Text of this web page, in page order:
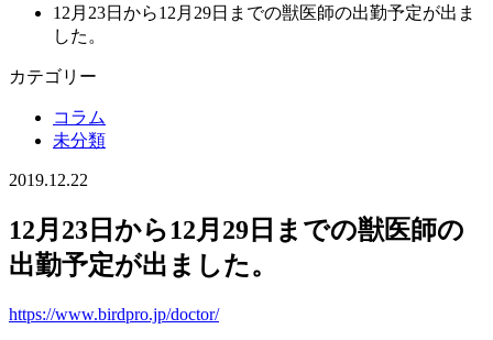
12月23日から12月29日までの獣医師の出勤予定が出ま
した。
カテゴリー
コラム
未分類
2019.12.22
12月23日から12月29日までの獣医師の
出勤予定が出ました。
https://www.birdpro.jp/doctor/